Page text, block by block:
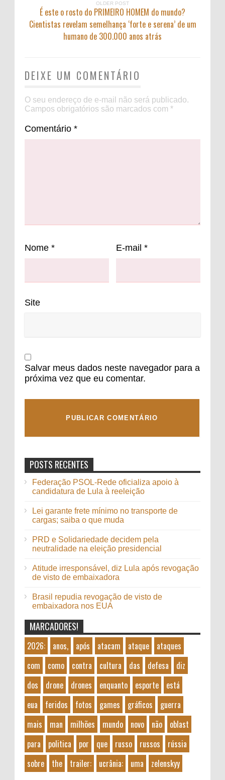
OLDER POST
É este o rosto do PRIMEIRO HOMEM do mundo?
Cientistas revelam semelhança ‘forte e serena’ de um
humano de 300.000 anos atrás
DEIXE UM COMENTÁRIO
O seu endereço de e-mail não será publicado.
Campos obrigatórios são marcados com *
Comentário *
Nome * E-mail *
Site
Salvar meus dados neste navegador para a
próxima vez que eu comentar.
POSTS RECENTES
Federação PSOL-Rede oficializa apoio à
candidatura de Lula à reeleição
Lei garante frete mínimo no transporte de
cargas; saiba o que muda
PRD e Solidariedade decidem pela
neutralidade na eleição presidencial
Atitude irresponsável, diz Lula após revogação
de visto de embaixadora
Brasil repudia revogação de visto de
embaixadora nos EUA
MARCADORES!
2026: anos, após atacam ataque
ataques
com
como contra cultura das defesa
diz
dos
drone drones enquanto esporte
está
eua
feridos fotos games gráficos
guerra
mais
man milhões mundo novo não
oblast
para
politica por que russo russos
rússia
sobre
the trailer: ucrânia: uma zelenskyy